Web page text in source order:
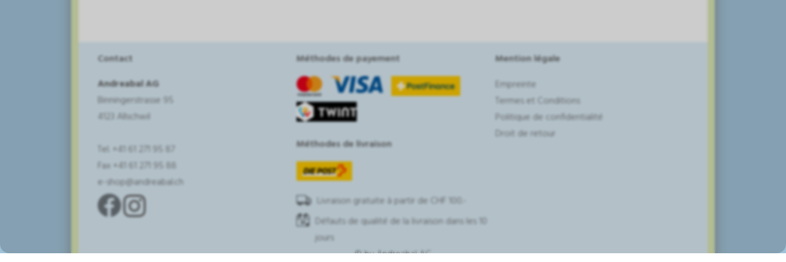
Contact
Andreabal AG
Binningerstrasse 95
4123 Allschwil
Tel. +41 61 271 95 87
Fax +41 61 271 95 88
e-shop@andreabal.ch
Méthodes de payement
Méthodes de livraison
Livraison gratuite à partir de CHF 100.-
Défauts de qualité de la livraison dans les 10
jours
Mention légale
Empreinte
Termes et Conditions
Politique de confidentialité
Droit de retour
© byAndreabal AG